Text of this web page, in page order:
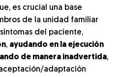
es crucial una base
de la unidad familiar
del paciente,
, ayudando en la ejecución
de manera inadvertida,
adaptación